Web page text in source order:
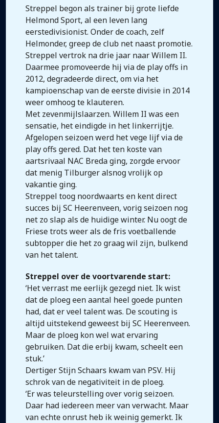
Streppel begon als trainer bij grote liefde
Helmond Sport, al een leven lang
eerstedivisionist. Onder de coach, zelf
Helmonder, greep de club net naast promotie.
Streppel vertrok na drie jaar naar Willem II.
Daarmee promoveerde hij via de play offs in
2012, degradeerde direct, om via het
kampioenschap van de eerste divisie in 2014
weer omhoog te klauteren.
Met zevenmijlslaarzen. Willem II was een
sensatie, het eindigde in het linkerrijtje.
Afgelopen seizoen werd het vege lijf via de
play offs gered. Dat het ten koste van
aartsrivaal NAC Breda ging, zorgde ervoor
dat menig Tilburger alsnog vrolijk op
vakantie ging.
Streppel toog noordwaarts en kent direct
succes bij SC Heerenveen, vorig seizoen nog
net zo slap als de huidige winter. Nu oogt de
Friese trots weer als de fris voetballende
subtopper die het zo graag wil zijn, bulkend
van het talent.
Streppel over de voortvarende start:
‘Het verrast me eerlijk gezegd niet. Ik wist
dat de ploeg een aantal heel goede punten
had, dat er veel talent was. De scouting is
altijd uitstekend geweest bij SC Heerenveen.
Maar de ploeg kon wel wat ervaring
gebruiken. Dat die erbij kwam, scheelt een
stuk.’
Dertiger Stijn Schaars kwam van PSV. Hij
schrok van de negativiteit in de ploeg.
‘Er was teleurstelling over vorig seizoen.
Daar had iedereen meer van verwacht. Maar
van echte onrust heb ik weinig gemerkt. Ik